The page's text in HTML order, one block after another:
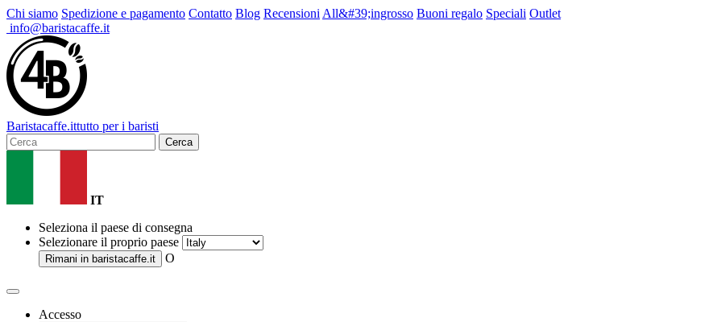
Chi siamo Spedizione e pagamento Contatto Blog Recensioni All&#39;ingrosso Buoni regalo Speciali Outlet
info@baristacaffe.it
Baristacaffe.ittutto per i baristi
Cerca
IT
Seleziona il paese di consegna
Selezionare il proprio paese
Rimani in baristacaffe.it O
Accesso